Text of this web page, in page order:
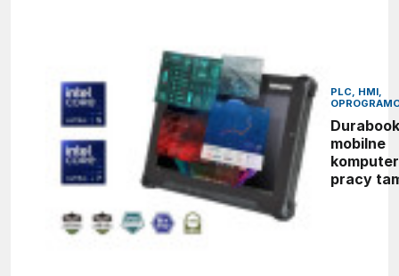
PLC, HMI,
mobilne
pracy